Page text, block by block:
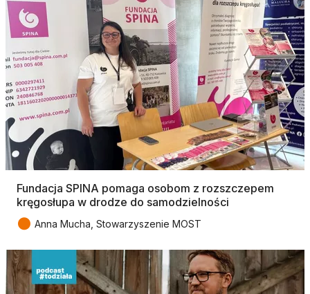
Fundacja SPINA pomaga osobom z rozszczepem
kręgosłupa w drodze do samodzielności
● Anna Mucha, Stowarzyszenie MOST